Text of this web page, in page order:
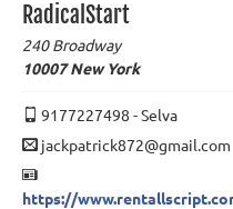
RadicalStart
240 Broadway
10007New York
9177227498 -Selva
jackpatrick872@gmail.com
https://